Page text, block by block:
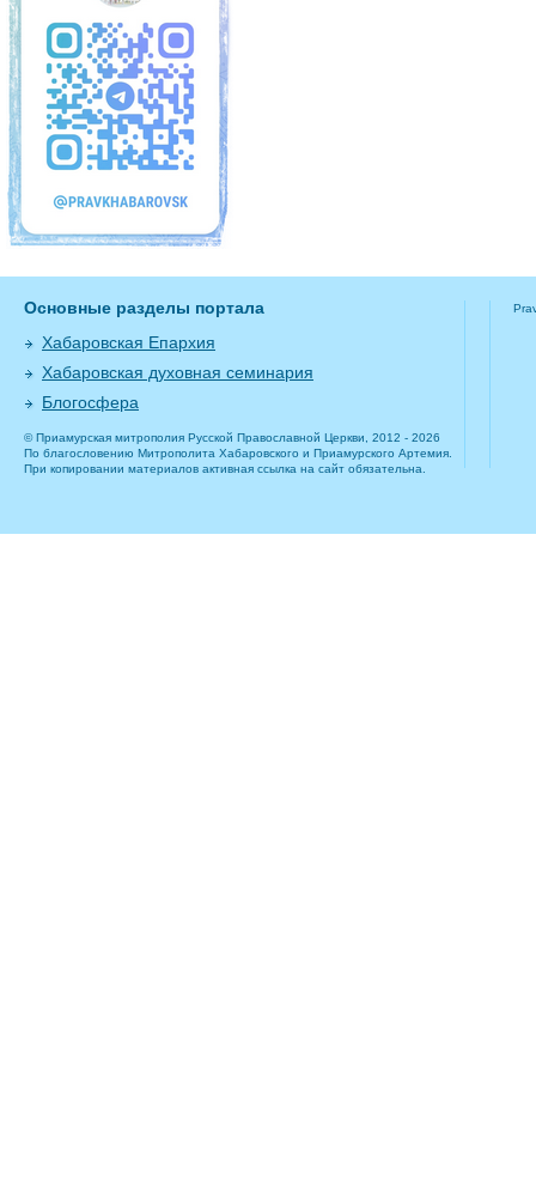
Основные разделы портала
Хабаровская Епархия
Хабаровская духовная семинария
Блогосфера
© Приамурская митрополия Русской Православной Церкви, 2012 - 2026
По благословению Митрополита Хабаровского и Приамурского Артемия.
При копировании материалов активная ссылка на сайт обязательна.